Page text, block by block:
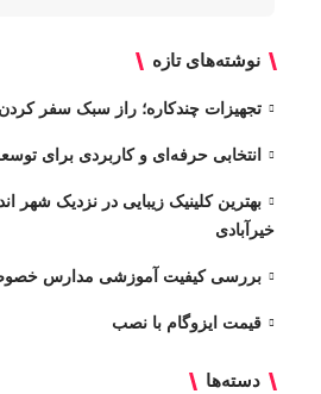
نوشته‌های تازه
تجهیزات چندکاره؛ راز سبک سفر
انتخابی حرفه‌ای و کاربردی برای
بهترین کلینیک زیبایی در نزدیک شهر
خیرآبادی
بررسی کیفیت آموزشی مدارس
قیمت ایزوگام با نصب
دسته‌ها